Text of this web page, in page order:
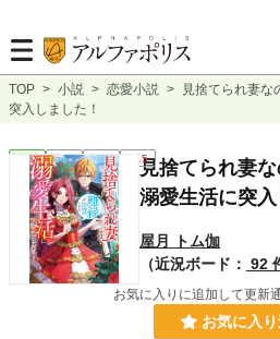
TOP > 小説 > 恋愛小説 >
見捨てられ妻な
突入しました！
恋愛 完結 長編 R15見捨てられ妻
溺愛生活に突入
屋月 トム伽
（近況ボード： 92
お気に入りに追加して更新
お気に入